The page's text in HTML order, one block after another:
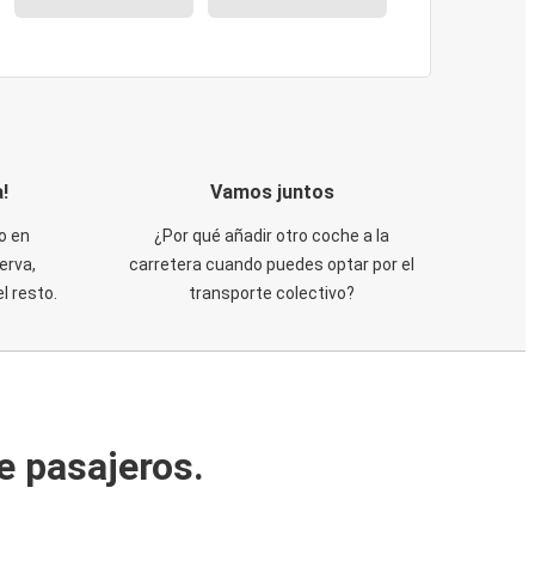
en
resto.
Vamos juntos
¿Por qué añadir otro coche a la
carretera cuando puedes optar por el
transporte colectivo?
pasajeros.